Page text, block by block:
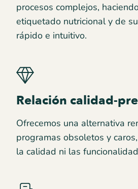
procesos complejos,
etiquetado nutricional y de
rápido e intuitivo.
Relación calidad-
Ofrecemos una alternativa
programas obsoletos y
la calidad ni las